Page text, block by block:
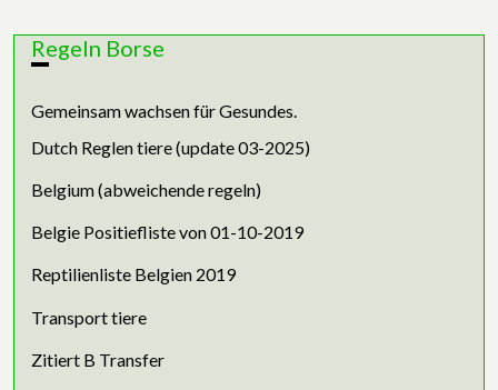
Regeln Borse
Gemeinsam wachsen für Gesundes.
Dutch Reglen tiere (update 03-2025)
Belgium (abweichende regeln)
Belgie Positiefliste von 01-10-2019
Reptilienliste Belgien 2019
Transport tiere
Zitiert B Transfer